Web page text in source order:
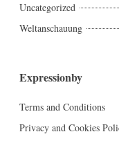
Uncategorized
Weltanschauung
Expressionby
Terms and Conditions
Privacy and Cookies